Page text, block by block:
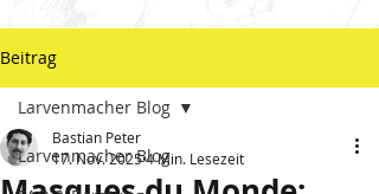
Beitrag
Larvenmacher Blog
Larvenmacher Blog
Bastian Peter
17. Nov. 20254 Min. Lesezeit